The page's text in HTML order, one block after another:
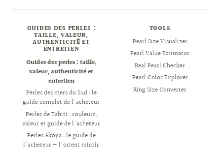
GUIDES DES PERLES :
TAILLE, VALEUR,
AUTHENTICITÉ ET
ENTRETIEN
Guides des perles : taille,
valeur, authenticité et
entretien
Perles des mers du Sud : le
guide complet de l'acheteur
Perles de Tahiti : couleurs,
valeur et guide de l'acheteur
Perles Akoya : le guide de
l'acheteur — l'orient miroir
TOOLS
Pearl Size Visualizer
Pearl Value Estimator
Real Pearl Checker
Pearl Color Explorer
Ring Size Converter